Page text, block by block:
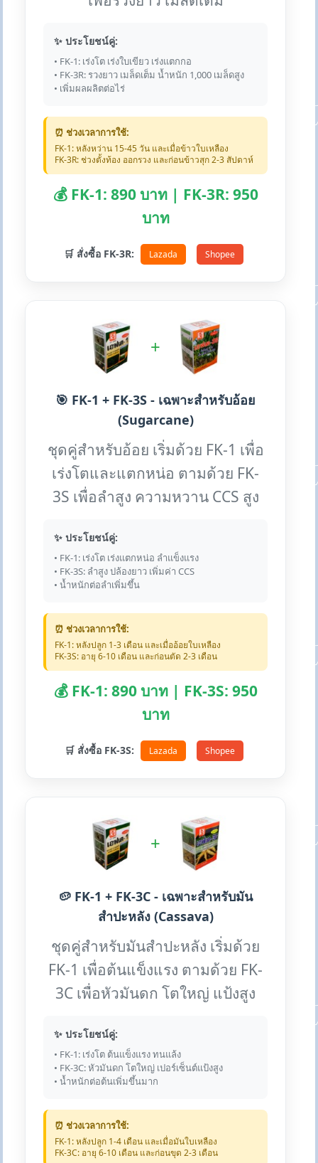
✨ ประโยชน์คู่:
• FK-1: เร่งโต เร่งใบเขียว เร่งแตกกอ
• FK-3R: รวงยาว เมล็ดเต็ม น้ำหนัก 1,000 เมล็ดสูง
• เพิ่มผลผลิตต่อไร่
⏰ ช่วงเวลาการใช้:
FK-1: หลังหว่าน 15-45 วัน และเมื่อข้าวใบเหลือง
FK-3R: ช่วงตั้งท้อง ออกรวง และก่อนข้าวสุก 2-3 สัปดาห์
💰 FK-1: 890 บาท | FK-3R: 950
บาท
🛒 สั่งซื้อ FK-3R: Lazada Shopee
+
🎯 FK-1 + FK-3S - เฉพาะสำหรับอ้อย
(Sugarcane)
ชุดคู่สำหรับอ้อย เริ่มด้วย FK-1 เพื่อ
เร่งโตและแตกหน่อ ตามด้วย FK-
3S เพื่อลำสูง ความหวาน CCS สูง
✨ ประโยชน์คู่:
• FK-1: เร่งโต เร่งแตกหน่อ ลำแข็งแรง
• FK-3S: ลำสูง ปล้องยาว เพิ่มค่า CCS
• น้ำหนักต่อลำเพิ่มขึ้น
⏰ ช่วงเวลาการใช้:
FK-1: หลังปลูก 1-3 เดือน และเมื่ออ้อยใบเหลือง
FK-3S: อายุ 6-10 เดือน และก่อนตัด 2-3 เดือน
💰 FK-1: 890 บาท | FK-3S: 950
บาท
🛒 สั่งซื้อ FK-3S: Lazada Shopee
+
🥔 FK-1 + FK-3C - เฉพาะสำหรับมัน
สำปะหลัง (Cassava)
ชุดคู่สำหรับมันสำปะหลัง เริ่มด้วย
FK-1 เพื่อต้นแข็งแรง ตามด้วย FK-
3C เพื่อหัวมันดก โตใหญ่ แป้งสูง
✨ ประโยชน์คู่:
• FK-1: เร่งโต ต้นแข็งแรง ทนแล้ง
• FK-3C: หัวมันดก โตใหญ่ เปอร์เซ็นต์แป้งสูง
• น้ำหนักต่อต้นเพิ่มขึ้นมาก
⏰ ช่วงเวลาการใช้:
FK-1: หลังปลูก 1-4 เดือน และเมื่อมันใบเหลือง
FK-3C: อายุ 6-10 เดือน และก่อนขุด 2-3 เดือน